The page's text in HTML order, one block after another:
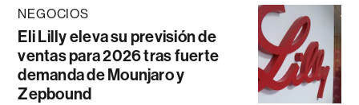
NEGOCIOS
Eli Lilly eleva su previsión de
ventas para 2026 tras fuerte
demanda de Mounjaro y
Zepbound